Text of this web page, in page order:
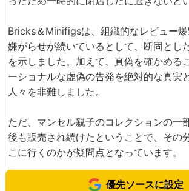
Bricks＆Minifigsは、組織的なレビュー
嫌がらせが続いているとして、断固とし
を示しました。加えて、真偽を確かめる
ーショナルな虚偽の告発を絶対的な真実
人々を非難しました。
ただ、マンセル親子のコレクションの一
後も販売され続けたということで、その
こに行くのかが疑問点となっています。
優先ソースに設定